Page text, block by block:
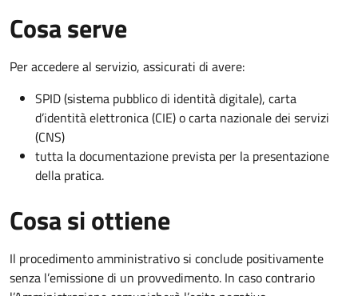
Cosa serve
Per accedere al servizio, assicurati di avere:
SPID (sistema pubblico di identità digitale), carta
d’identità elettronica (CIE) o carta nazionale dei servizi
(CNS)
tutta la documentazione prevista per la presentazione
della pratica.
Cosa si ottiene
Il procedimento amministrativo si conclude positivamente
senza l’emissione di un provvedimento. In caso contrario